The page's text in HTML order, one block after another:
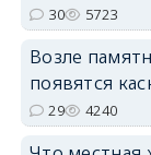
30 5723
Возле
появятся
29 4240